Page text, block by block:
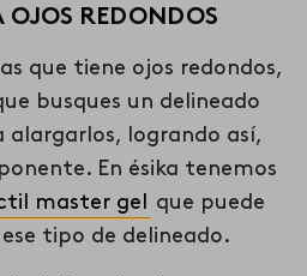
OJOS REDONDOS
que tiene ojos redondos,
busques un delineado
alargarlos, logrando así,
En ésika tenemos
master gel que puede
tipo de delineado.